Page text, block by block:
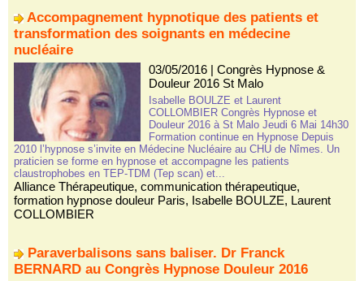
Accompagnement hypnotique des patients et
transformation des soignants en médecine
nucléaire
03/05/2016| Congrès Hypnose &
Douleur 2016 St Malo
Isabelle BOULZE et Laurent
COLLOMBIER Congrès Hypnose et
Douleur 2016 à St Malo Jeudi 6 Mai 14h30
Formation continue en Hypnose Depuis
2010 l’hypnose s’invite en Médecine Nucléaire au CHU de Nîmes. Un
praticien se forme en hypnose et accompagne les patients
claustrophobes en TEP-TDM (Tep scan) et...
Alliance Thérapeutique, communication thérapeutique,
formation hypnose douleur Paris, Isabelle BOULZE, Laurent
COLLOMBIER
Paraverbalisons sans baliser. Dr Franck
BERNARD au Congrès Hypnose Douleur 2016